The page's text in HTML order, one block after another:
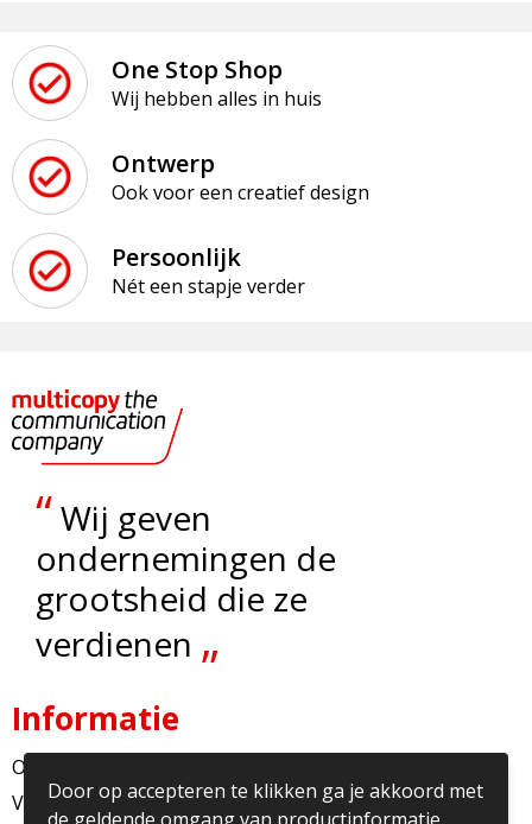
One Stop Shop
Wij hebben alles in huis
Ontwerp
Ook voor een creatief design
Persoonlijk
Nét een stapje verder
“Wij geven
ondernemingen de
grootsheid die ze
verdienen „
Informatie
Over ons
Veelgestelde vragen
Door op accepteren te klikken ga je akkoord met